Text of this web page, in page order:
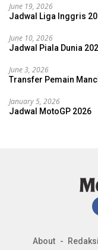
June 19, 2026
Jadwal Liga Inggris
June 10, 2026
Jadwal Piala Dunia
June 3, 2026
Transfer Pemain
January 5, 2026
Jadwal MotoGP 2026
About Redaksi